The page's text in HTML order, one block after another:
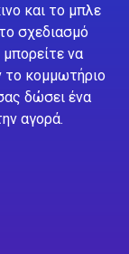
και το μπλε
σχεδιασμό
να
το κομμωτήριο
δώσει ένα
αγορά.